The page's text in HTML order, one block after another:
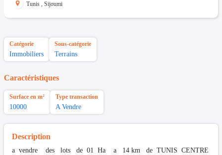
Tunis , Sijoumi
Catégorie
Immobiliers
Sous-catégorie
Terrains
Caractéristiques
Surface en m²
10000
Type transaction
A Vendre
Description
a vendre des lots de 01 Ha a 14 km de TUNIS CENTRE